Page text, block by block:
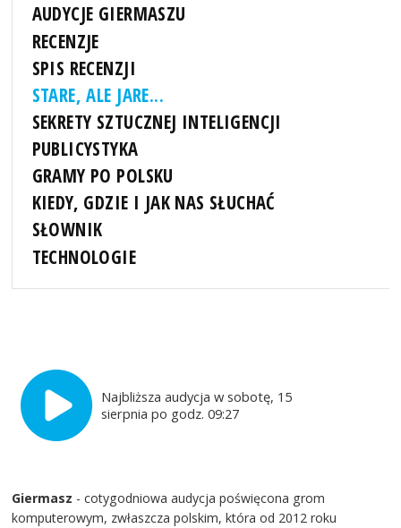
AUDYCJE GIERMASZU
RECENZJE
SPIS RECENZJI
STARE, ALE JARE...
SEKRETY SZTUCZNEJ INTELIGENCJI
PUBLICYSTYKA
GRAMY PO POLSKU
KIEDY, GDZIE I JAK NAS SŁUCHAĆ
SŁOWNIK
TECHNOLOGIE
Najbliższa audycja w sobotę, 15
sierpnia po godz. 09:27
Giermasz - cotygodniowa audycja poświęcona grom
komputerowym, zwłaszcza polskim, która od 2012 roku